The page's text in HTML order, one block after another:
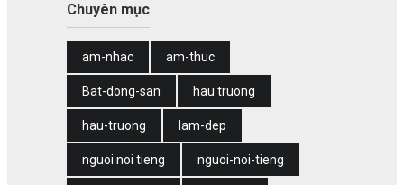
Chuyên mục
am-nhac am-thuc
Bat-dong-san hau truong
hau-truong lam-dep
nguoi noi tieng nguoi-noi-tieng